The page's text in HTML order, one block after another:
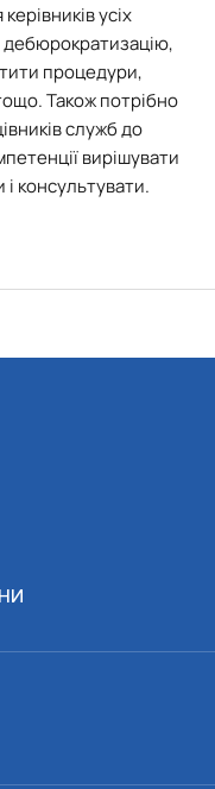
усіх
дебюрократизацію,
процедури,
Також потрібно
служб до
вирішувати
консультувати.